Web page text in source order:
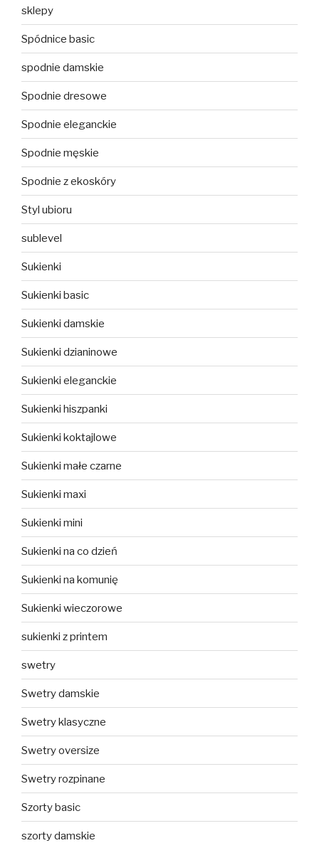
sklepy
Spódnice basic
spodnie damskie
Spodnie dresowe
Spodnie eleganckie
Spodnie męskie
Spodnie z ekoskóry
Styl ubioru
sublevel
Sukienki
Sukienki basic
Sukienki damskie
Sukienki dzianinowe
Sukienki eleganckie
Sukienki hiszpanki
Sukienki koktajlowe
Sukienki małe czarne
Sukienki maxi
Sukienki mini
Sukienki na co dzień
Sukienki na komunię
Sukienki wieczorowe
sukienki z printem
swetry
Swetry damskie
Swetry klasyczne
Swetry oversize
Swetry rozpinane
Szorty basic
szorty damskie